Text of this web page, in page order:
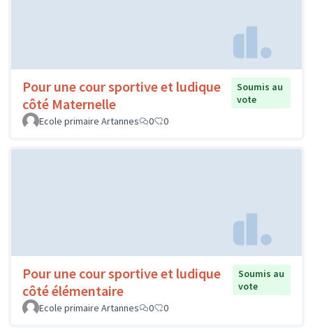
Pour une cour sportive et ludique
côté Maternelle
Soumis au
vote
Ecole primaire Artannes
0 0
Pour une cour sportive et ludique
côté élémentaire
Soumis au
vote
Ecole primaire Artannes
0 0